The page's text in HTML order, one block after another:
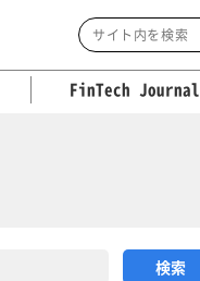
FinTech Journal